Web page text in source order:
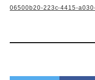
06500b20-223c-4415-